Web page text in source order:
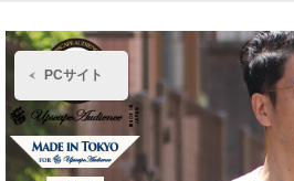
PCサイト